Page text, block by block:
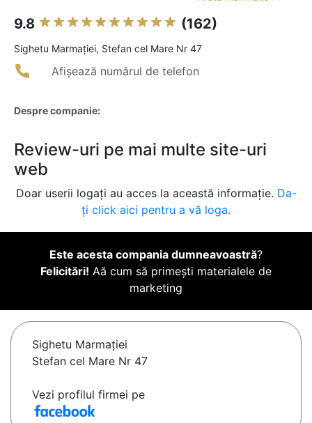
9.8 (162)
Sighetu Marmaţiei, Stefan cel Mare Nr 47
Afișează numărul de telefon
Despre companie:
Review-uri pe mai multe site-uri
web
Doar userii logați au acces la această informație. Da-
ți click aici pentru a vă loga.
Este acesta compania dumneavoastră?
Felicitări! Aă cum să primești materialele de
marketing
Sighetu Marmaţiei
Stefan cel Mare Nr 47
Vezi profilul firmei pe